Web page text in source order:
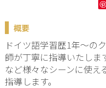
概要
ドイツ語学習歴1年～の
師が丁寧に指導いたしま
など様々なシーンに使え
指導します。